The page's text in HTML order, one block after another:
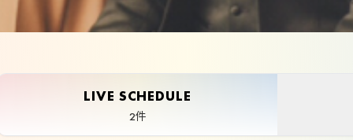
LIVE SCHEDULE
2件